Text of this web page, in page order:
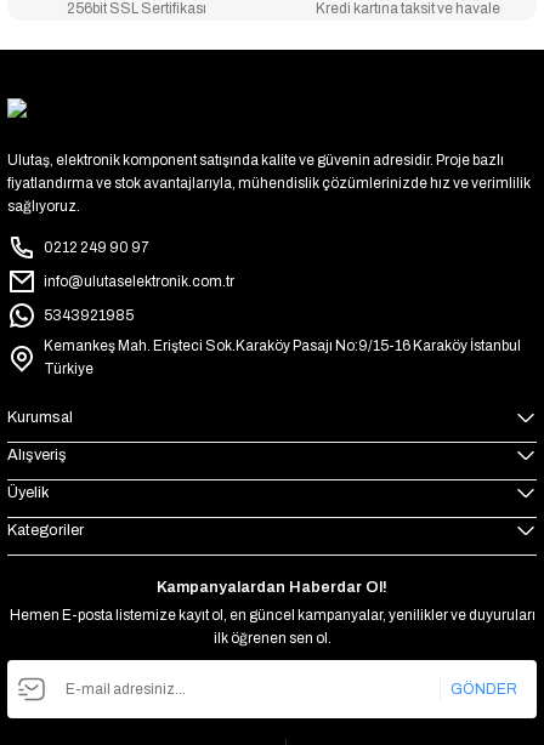
256bit SSL Sertifikası Kredi kartına taksit ve havale
Ulutaş, elektronik komponent satışında kalite ve güvenin adresidir. Proje bazlı
fiyatlandırma ve stok avantajlarıyla, mühendislik çözümlerinizde hız ve verimlilik
sağlıyoruz.
0212 249 90 97
info@ulutaselektronik.com.tr
5343921985
Kemankeş Mah. Erişteci Sok.Karaköy Pasajı No:9/15-16 Karaköy İstanbul
Türkiye
Kurumsal
Alışveriş
Üyelik
Kategoriler
Kampanyalardan Haberdar Ol!
Hemen E-posta listemize kayıt ol, en güncel kampanyalar, yenilikler ve duyuruları
ilk öğrenen sen ol.
GÖNDER